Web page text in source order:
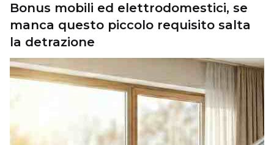
Bonus mobili ed elettrodomestici, se
manca questo piccolo requisito salta
la detrazione